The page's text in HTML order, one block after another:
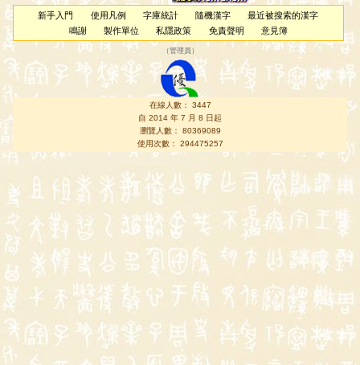
新手入門 使用凡例 字庫統計 隨機漢字
最近被搜索的漢字
鳴謝
製作單位 私隱政策 免責聲明 意見簿
（管理員 ）
在線人數： 3447
自 2014 年 7 月 8 日起
瀏覽人數： 80369089
使用次數： 294475257